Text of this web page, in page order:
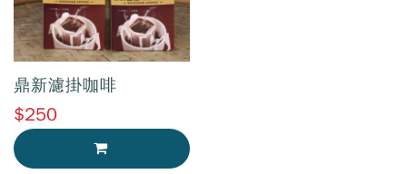
鼎新濾掛咖啡
$250